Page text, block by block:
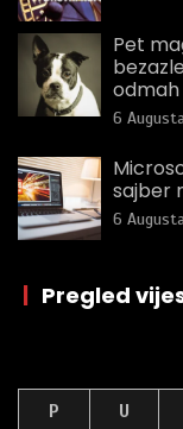
Pet
6
sajber
6
| Pregled
P U